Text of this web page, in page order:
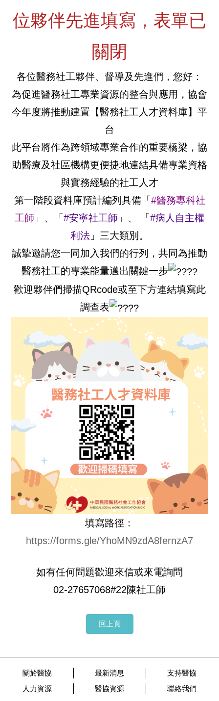
位夥伴先進填寫，表單已
關閉
各位醫務社工夥伴、督導及先進們，您好：
為促進醫務社工專業資源的整合與應用，協會
今年度將推動建置【醫務社工人才資料庫】平
台
此平台將作為跨領域專業合作的重要橋梁，協
助醫療及社區機構更便捷地連結具備專業資格
與實務經驗的社工人才
第一階段資料庫預計編列具備「 #醫務專科社
工師 」、「 #安寧社工師 」、 「 #病人自主權
利法 」三大類別。
誠摯邀請您一同加入我們的行列，共同為推動
醫務社工的專業能量邁出關鍵一步
歡迎夥伴們掃描QRcode或至下方連結填寫此
調查表
填寫路徑：
https://forms.gle/YhoMN9zdA8fernzA7
如有任何問題歡迎來信或來電詢問
02-27657068#22陳社工師
回上頁
關於醫協 最新消息
支持醫協
人力資源
醫協資源 聯絡我們